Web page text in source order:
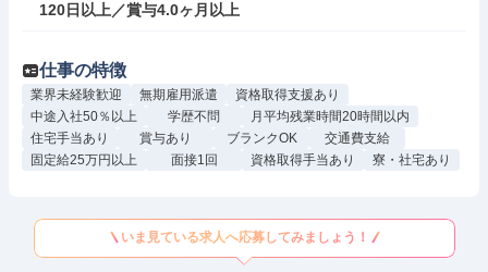
120日以上／賞与4.0ヶ月以上
仕事の特徴
業界未経験歓迎 無期雇用派遣
資格取得支援あり
中途入社50％以上
学歴不問
月平均残業時間20時間以内
住宅手当あり
賞与あり ブランクOK
交通費支給
固定給25万円以上
面接1回 資格取得手当あり 寮・社宅あり
いま見ている求人へ応募してみましょう！